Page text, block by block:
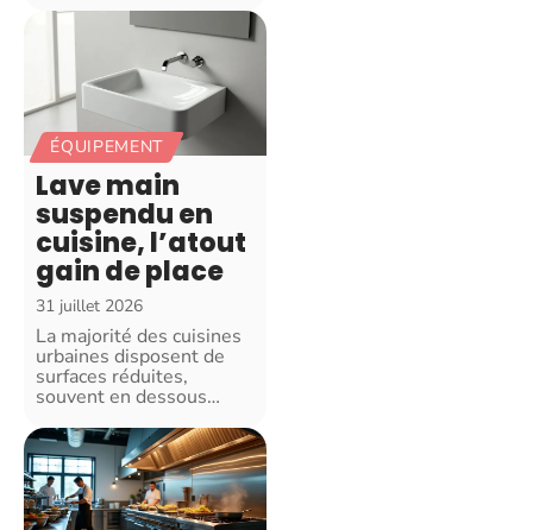
ÉQUIPEMENT
Lave main
suspendu en
cuisine, l’atout
gain de place
31 juillet 2026
La majorité des cuisines
urbaines disposent de
surfaces réduites,
souvent en dessous…